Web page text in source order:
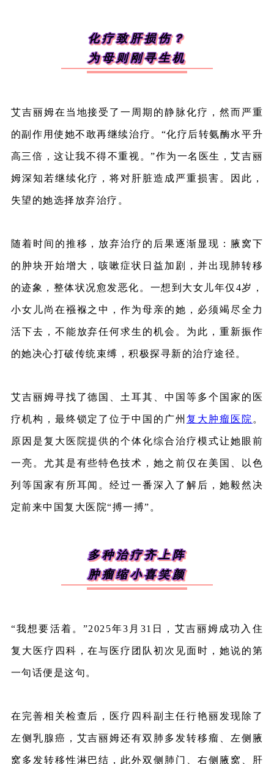
化疗致肝损伤？
为母则刚寻生机
艾吉丽姆在当地接受了一周期的静脉化疗，然而严重
的副作用使她不敢再继续治疗。“化疗后转氨酶水平升
高三倍，这让我不得不重视。”作为一名医生，艾吉丽
姆深知若继续化疗，将对肝脏造成严重损害。因此，
失望的她选择放弃治疗。
随着时间的推移，放弃治疗的后果逐渐显现：腋窝下
的肿块开始增大，咳嗽症状日益加剧，并出现肺转移
的迹象，整体状况愈发恶化。一想到大女儿年仅4岁，
小女儿尚在襁褓之中，作为母亲的她，必须竭尽全力
活下去，不能放弃任何求生的机会。为此，重新振作
的她决心打破传统束缚，积极探寻新的治疗途径。
艾吉丽姆寻找了德国、土耳其、中国等多个国家的医
疗机构，最终锁定了位于中国的广州 复大肿瘤医院 。
原因是复大医院提供的个体化综合治疗模式让她眼前
一亮。尤其是有些特色技术，她之前仅在美国、以色
列等国家有所耳闻。经过一番深入了解后，她毅然决
定前来中国复大医院“搏一搏”。
多种治疗齐上阵
肿瘤缩小喜笑颜
“我想要活着。”2025年3月31日，艾吉丽姆成功入住
复大医疗四科，在与医疗团队初次见面时，她说的第
一句话便是这句。
在完善相关检查后，医疗四科副主任行艳丽发现除了
左侧乳腺癌，艾吉丽姆还有双 肺多发转移瘤、左侧腋
窝多发转移性淋巴结，此外双侧肺门、右侧腋窝、肝